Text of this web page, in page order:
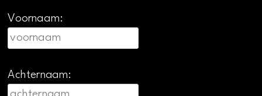
Voornaam:
Achternaam: